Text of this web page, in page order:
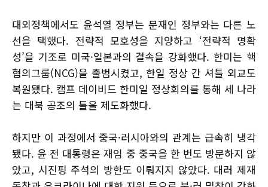
대외정책에서도 윤석열 정부는 문재인 정부와는 다른 노
선을 택했다. 전략적 모호성을 지양하고 ‘전략적 명확
성’을 기조로 미국·일본과의 결속을 강화했다. 한미는 핵
협의그룹(NCG)을 출범시켰고, 한일 정상 간 셔틀 외교도
복원됐다. 캠프 데이비드 한미일 정상회의를 통해 세 나라
는 대북 공조의 틀을 제도화했다.
하지만 이 과정에서 중국·러시아와의 관계는 급속히 냉각
됐다. 윤 전 대통령은 재임 중 중국을 한 번도 방문하지 않
았고, 시진핑 주석의 방한도 이뤄지지 않았다. 대러 제재